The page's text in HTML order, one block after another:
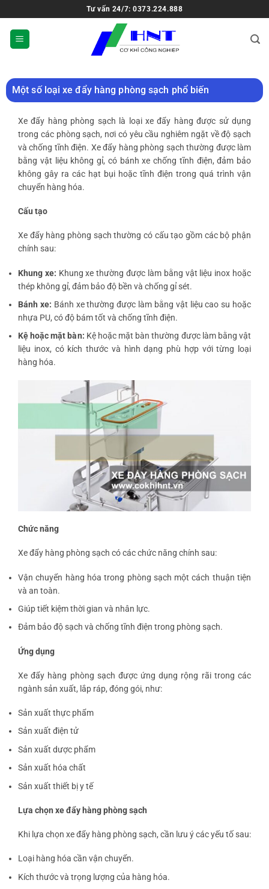
Tư vấn 24/7: 0373.224.888
Một số loại xe đẩy hàng phòng sạch phổ biến
Xe đẩy hàng phòng sạch là loại xe đẩy hàng được sử dụng
trong các phòng sạch, nơi có yêu cầu nghiêm ngặt về độ sạch
và chống tĩnh điện. Xe đẩy hàng phòng sạch thường được làm
bằng vật liệu không gỉ, có bánh xe chống tĩnh điện, đảm bảo
không gây ra các hạt bụi hoặc tĩnh điện trong quá trình vận
chuyển hàng hóa.
Cấu tạo
Xe đẩy hàng phòng sạch thường có cấu tạo gồm các bộ phận
chính sau:
Khung xe: Khung xe thường được làm bằng vật liệu inox hoặc
thép không gỉ, đảm bảo độ bền và chống gỉ sét.
Bánh xe: Bánh xe thường được làm bằng vật liệu cao su hoặc
nhựa PU, có độ bám tốt và chống tĩnh điện.
Kệ hoặc mặt bàn: Kệ hoặc mặt bàn thường được làm bằng vật
liệu inox, có kích thước và hình dạng phù hợp với từng loại
hàng hóa.
Chức năng
Xe đẩy hàng phòng sạch có các chức năng chính sau:
Vận chuyển hàng hóa trong phòng sạch một cách thuận tiện
và an toàn.
Giúp tiết kiệm thời gian và nhân lực.
Đảm bảo độ sạch và chống tĩnh điện trong phòng sạch.
Ứng dụng
Xe đẩy hàng phòng sạch được ứng dụng rộng rãi trong các
ngành sản xuất, lắp ráp, đóng gói, như:
Sản xuất thực phẩm
Sản xuất điện tử
Sản xuất dược phẩm
Sản xuất hóa chất
Sản xuất thiết bị y tế
Lựa chọn xe đẩy hàng phòng sạch
Khi lựa chọn xe đẩy hàng phòng sạch, cần lưu ý các yếu tố sau:
Loại hàng hóa cần vận chuyển.
Kích thước và trọng lượng của hàng hóa.